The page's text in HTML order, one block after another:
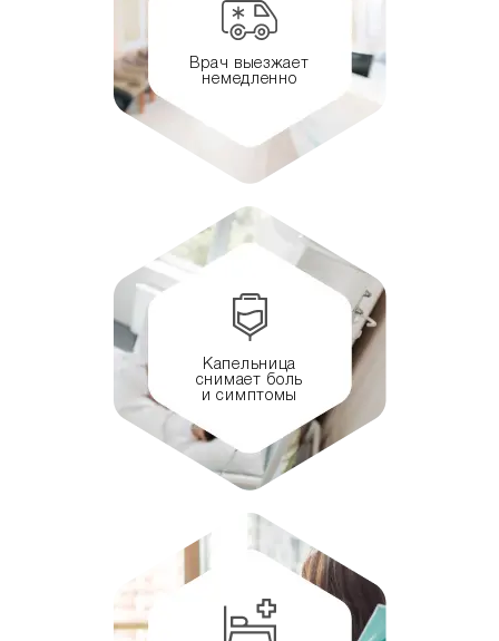
Врач выезжает
немедленно
Капельница
снимает боль
и симптомы